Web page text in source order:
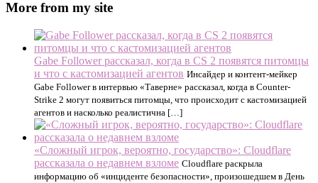
More from my site
Gabe Follower рассказал, когда в CS 2 появятся питомцы
и что с кастомизацией агентов Инсайдер и контент-мейкер
Gabe Follower в интервью «Таверне» рассказал, когда в Counter-
Strike 2 могут появиться питомцы, что происходит с кастомизацией
агентов и насколько реалистична […]
«Cложный игрок, вероятно, государство»: Cloudflare
рассказала о недавнем взломе Cloudflare раскрыла
информацию об «инциденте безопасности», произошедшем в День